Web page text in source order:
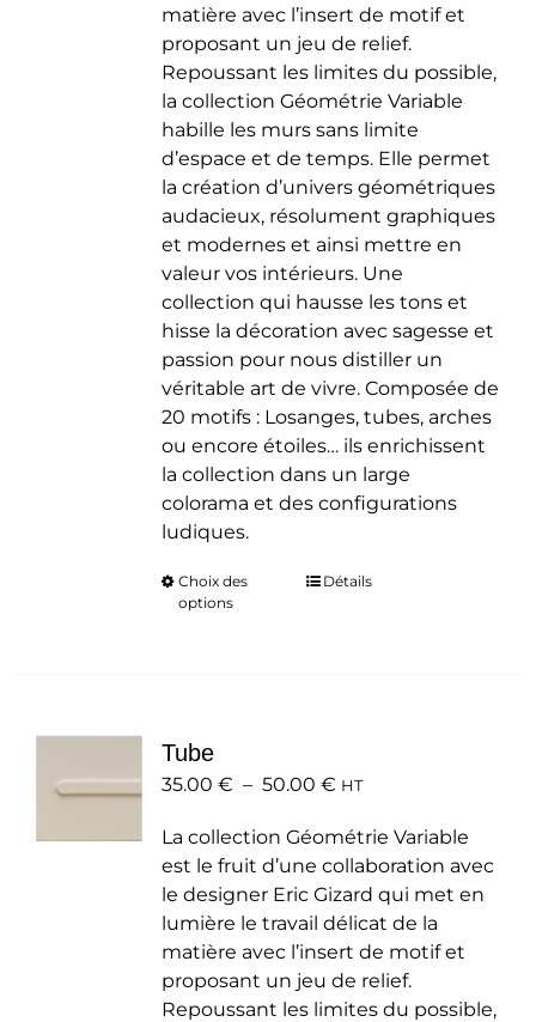
du
produit
matière avec l’insert de motif et
proposant un jeu de relief.
Repoussant les limites du possible,
la collection Géométrie Variable
habille les murs sans limite
d’espace et de temps. Elle permet
la création d’univers géométriques
audacieux, résolument graphiques
et modernes et ainsi mettre en
valeur vos intérieurs. Une
collection qui hausse les tons et
hisse la décoration avec sagesse et
passion pour nous distiller un
véritable art de vivre. Composée de
20 motifs : Losanges, tubes, arches
ou encore étoiles… ils enrichissent
la collection dans un large
colorama et des configurations
ludiques.
Choix des
options
Ce
peuvent
choisies
sur
la
page
du
produit
Détails
Tube
35.00 € – 50.00 €Plage
prix :
35.00 €
à
50.00 €
HT
La collection Géométrie Variable
est le fruit d’une collaboration avec
le designer Eric Gizard qui met en
lumière le travail délicat de la
matière avec l’insert de motif et
proposant un jeu de relief.
Repoussant les limites du possible,